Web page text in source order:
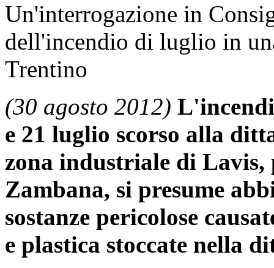
Un'interrogazione in
dell'incendio di luglio in
Trentino
(30 agosto 2012)
e 21 luglio scorso alla
zona industriale di
Zambana, si presume
sostanze pericolose
e plastica stoccate nella